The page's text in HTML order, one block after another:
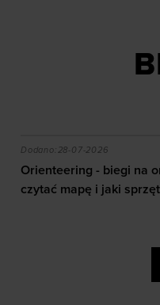
efekty daje trening?
Orienteering - biegi
Dodano:28-07-2026
Orienteering - biegi na
czytać mapę i jaki